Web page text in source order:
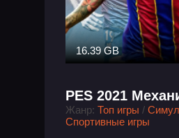
16.39 GB
PES 2021
Жанр: Топ игры /
Спортивные игры